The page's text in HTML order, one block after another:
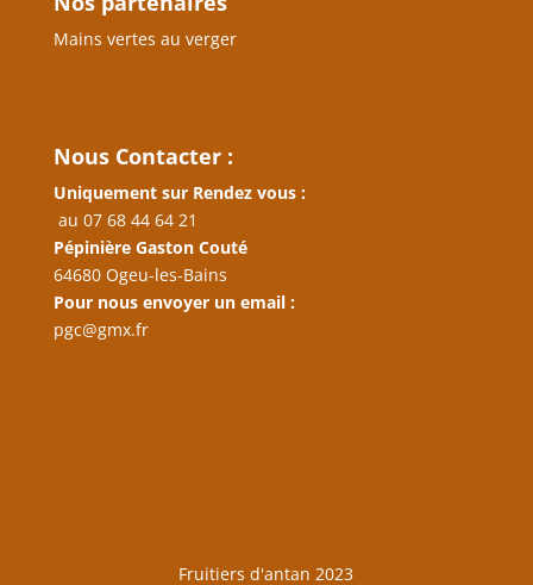
Mains vertes au verger
Nous Contacter :
Uniquement sur Rendez vous :
au 07 68 44 64 21
Pépinière Gaston Couté
64680 Ogeu-les-Bains
Pour nous envoyer un email :
pgc@gmx.fr
Fruitiers d'antan 2023